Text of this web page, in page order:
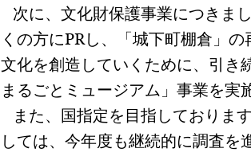
次に、文化財保護事業につきま
くの方にPRし、「城下町棚倉」
文化を創造していくために、引き
まるごとミュージアム」事業を実
また、国指定を目指しておりま
しては、今年度も継続的に調査を